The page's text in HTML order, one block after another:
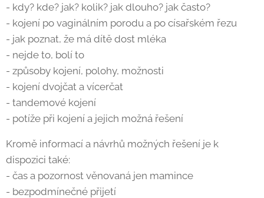
- kdy? kde? jak? kolik? jak dlouho? jak často?
- kojení po vaginálním porodu a po císařském řezu
- jak poznat, že má dítě dost mléka
- nejde to, bolí to
- způsoby kojení, polohy, možnosti
- kojení dvojčat a vícerčat
- tandemové kojení
- potíže při kojení a jejich možná řešení
Kromě informací a návrhů možných řešení je k
dispozici také:
- čas a pozornost věnovaná jen mamince
- bezpodmínečné přijetí